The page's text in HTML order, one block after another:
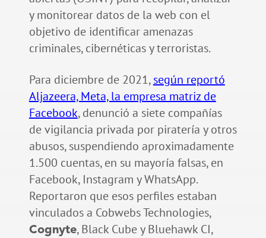
y monitorear datos de la web con el
objetivo de identificar amenazas
criminales, cibernéticas y terroristas.
Para diciembre de 2021,según reportó
Aljazeera, Meta, la empresa matriz de
Facebook, denunció a siete compañías
de vigilancia privada por piratería y otros
abusos, suspendiendo aproximadamente
1.500 cuentas, en su mayoría falsas, en
Facebook, Instagram y WhatsApp.
Reportaron que esos perfiles estaban
vinculados a Cobwebs Technologies,
Cognyte, Black Cube y Bluehawk CI,